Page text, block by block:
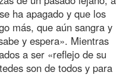
ha apagado y que los
más, que aún sangra y
y espera». Mientras
a ser «reflejo de su
son de todos y para